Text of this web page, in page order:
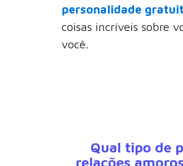
personalidade
coisas incríveis sobre
você.
Qual tipo de
relações